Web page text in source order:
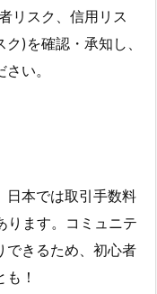
リスク、信用リス
)を確認・承知し、
い。
日本では取引手数料
ります。コミュニテ
できるため、初心者
！